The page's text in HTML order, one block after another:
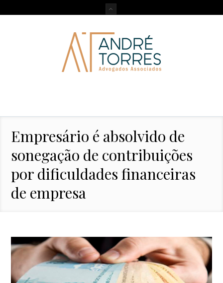
Empresário é absolvido de
sonegação de contribuições
por dificuldades financeiras
de empresa